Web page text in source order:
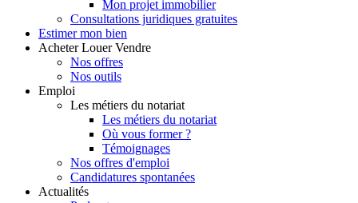
Mon projet immobilier
Consultations juridiques gratuites
Estimer mon bien
Acheter Louer Vendre
Nos offres
Nos outils
Emploi
Les métiers du notariat
Les métiers du notariat
Où vous former ?
Témoignages
Nos offres d'emploi
Candidatures spontanées
Actualités